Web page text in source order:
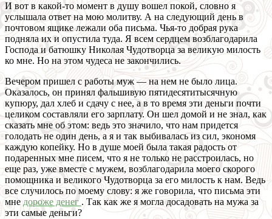
И вот в какой-то момент в душу вошел покой, словно я
услышала ответ на мою молитву. А на следующий день в
почтовом ящике лежали оба письма. Чья-то добрая рука
подняла их и опустила туда. Я всем сердцем возблагодарила
Господа и батюшку Николая Чудотворца за великую милость
ко мне. Но на этом чудеса не закончились.
Вечером пришел с работы муж — на нем не было лица.
Оказалось, он принял фальшивую пятидесятитысячную
купюру, дал хлеб и сдачу с нее, а в то время эти деньги почти
целиком составляли его зарплату. Он шел домой и не знал, как
сказать мне об этом: ведь это значило, что нам придется
голодать не один день, а я и так выбивалась из сил, экономя
каждую копейку. Но в душе моей была такая радость от
подаренных мне писем, что я не только не расстроилась, но
еще раз, уже вместе с мужем, возблагодарила моего скорого
помощника и великого Чудотворца за его милость к нам. Ведь
все случилось по моему слову: я же говорила, что письма эти
мне дороже денег . Так как же я могла досадовать на мужа за
эти самые деньги?